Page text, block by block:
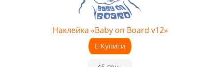
Наклейка «Baby on Board v12»
Купити